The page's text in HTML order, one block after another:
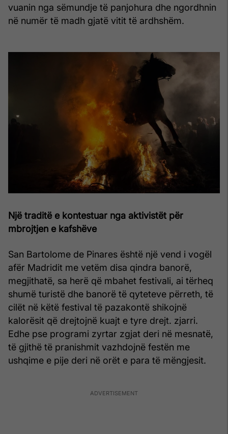
vuanin nga sëmundje të panjohura dhe ngordhnin
në numër të madh gjatë vitit të ardhshëm.
Një traditë e kontestuar nga aktivistët për
mbrojtjen e kafshëve
San Bartolome de Pinares është një vend i vogël
afër Madridit me vetëm disa qindra banorë,
megjithatë, sa herë që mbahet festivali, ai tërheq
shumë turistë dhe banorë të qyteteve përreth, të
cilët në këtë festival të pazakontë shikojnë
kalorësit që drejtojnë kuajt e tyre drejt. zjarri.
Edhe pse programi zyrtar zgjat deri në mesnatë,
të gjithë të pranishmit vazhdojnë festën me
ushqime e pije deri në orët e para të mëngjesit.